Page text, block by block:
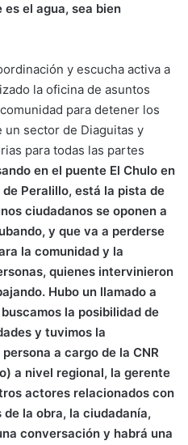
el agua, sea bien
y escucha activa a
la oficina de asuntos
para detener los
sector de Diaguitas y
para todas las partes
en el puente El Chulo en
Peralillo, está la pista de
ciudadanos se oponen a
y que va a perderse
la comunidad y la
quienes intervinieron
Hubo un llamado a
la posibilidad de
y tuvimos la
a cargo de la CNR
a nivel regional, la gerente
actores relacionados con
la obra, la ciudadanía,
conversación y habrá una